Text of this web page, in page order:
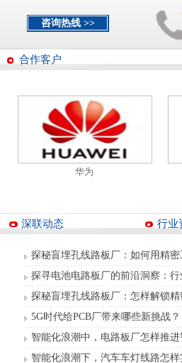
咨询热线 >>
合作客户
华为
深联动态 行业
5G时代给PCB厂带来哪些新挑战？